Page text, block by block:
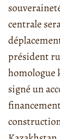
centrale
président
homologue
signé un